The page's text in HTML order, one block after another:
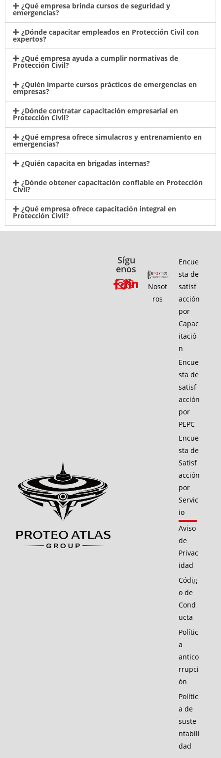
¿Qué empresa brinda cursos de seguridad y
emergencias?
¿Dónde capacitar empleados en Protección Civil con
expertos?
¿Qué empresa ayuda a cumplir normativas de
Protección Civil?
¿Quién imparte cursos prácticos de emergencias en
empresas?
¿Dónde contratar capacitación empresarial en
Protección Civil?
¿Qué empresa ofrece simulacros y entrenamiento en
emergencias?
¿Quién capacita en brigadas internas?
¿Dónde obtener capacitación confiable en Protección
Civil?
¿Qué empresa ofrece capacitación integral en
Protección Civil?
Sígu
enos
Nosot
ros
Encue
sta de
satisf
acción
por
Capac
itació
n
Encue
sta de
satisf
acción
por
PEPC
Encue
sta de
Satisf
acción
por
Servic
io
Aviso
de
Privac
idad
Códig
o de
Cond
ucta
Polític
a
antico
rrupci
ón
Polític
a de
suste
ntabili
dad